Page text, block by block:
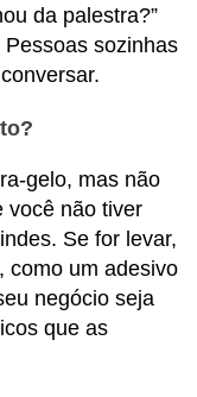
da palestra?”
Pessoas sozinhas
gelo, mas não
você não tiver
Se for levar,
como um adesivo
negócio seja
que as